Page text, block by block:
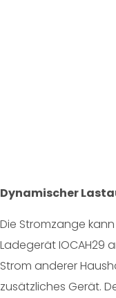
Dynamischer
Die Stromzange
Ladegerät IOCAH29
Strom anderer
zusätzliches Gerät.